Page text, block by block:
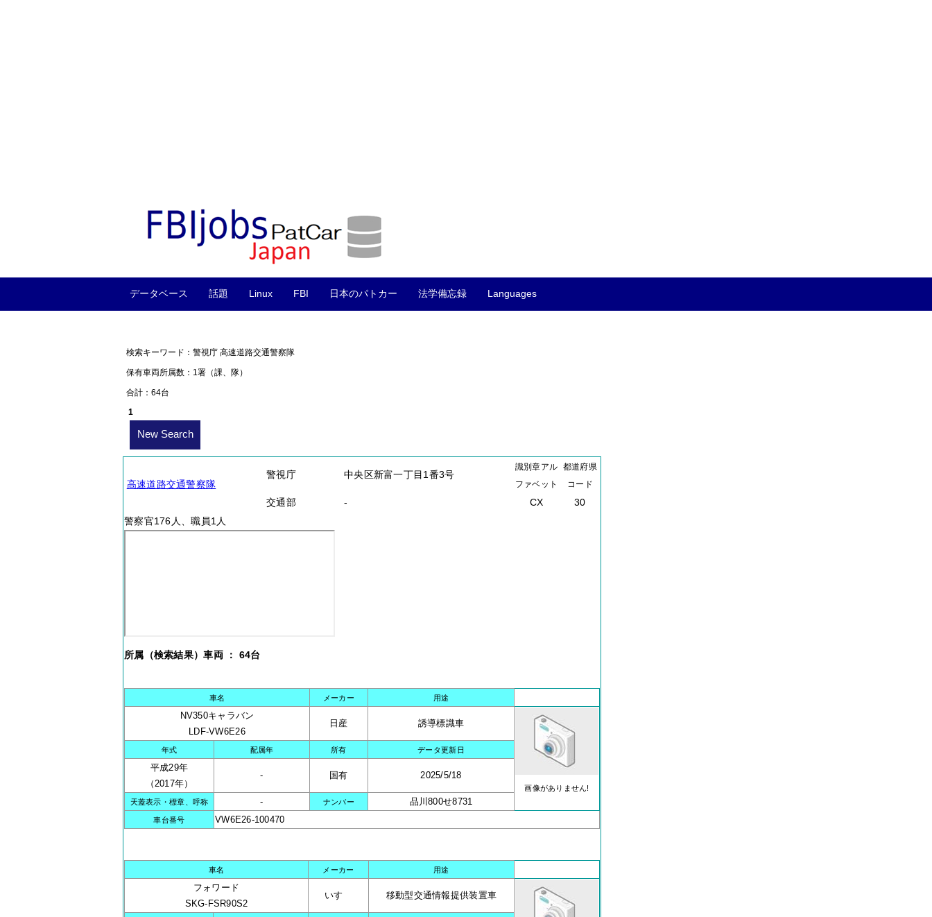
データベース 話題 Linux FBI 日本のパトカー 法学備忘録 Languages
検索キーワード：警視庁 高速道路交通警察隊
保有車両所属数：1署（課、隊）
合計：64台
1
New Search
高速道路交通警察隊
警視庁 中央区新富一丁目1番3号
識別章アル
ファベット
都道府県
コード
交通部 - CX
30
警察官176人、職員1人
所属（検索結果）車両 ： 64台
車名 メーカー 用途
NV350キャラバン
LDF-VW6E26
日産 誘導標識車
画像がありません!
年式 配属年 所有 データ更新日
平成29年
（2017年）
- 国有 2025/5/18
天蓋表示・標章、呼称 - ナンバー 品川800せ8731
車台番号 VW6E26-100470
車名 メーカー 用途
フォワード
SKG-FSR90S2
いすゞ 移動型交通情報提供装置車